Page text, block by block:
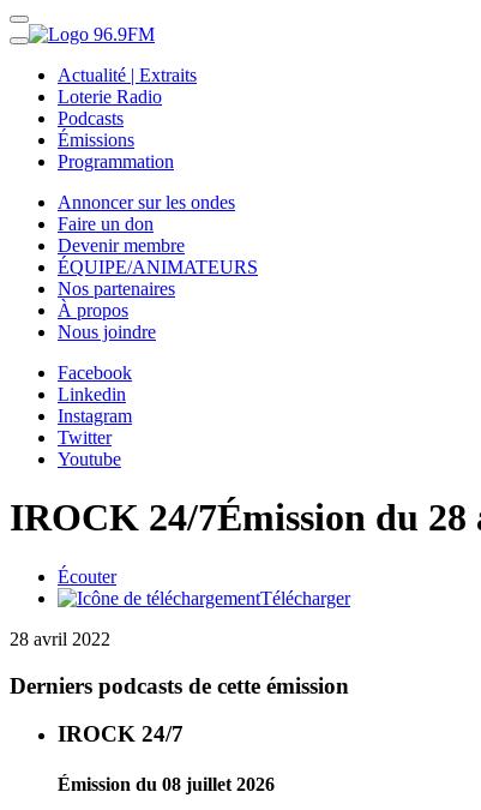
Actualité | Extraits
Loterie Radio
Podcasts
Émissions
Programmation
Annoncer sur les ondes
Faire un don
Devenir membre
ÉQUIPE/ANIMATEURS
Nos partenaires
À propos
Nous joindre
Facebook
Linkedin
Instagram
Twitter
Youtube
IROCK 24/7Émission du 28
Écouter
Télécharger
28 avril 2022
Derniers podcasts de cette émission
IROCK 24/7
Émission du 08 juillet 2026